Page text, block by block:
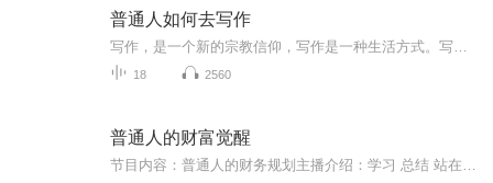
普通人如何去写作
18 2560
普通人的财富觉醒